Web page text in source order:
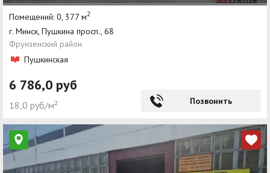
Помещений: 0, 377 м2
г. Минск, Пушкина просп., 68
Фрунзенский район
Пушкинская
6 786,0 руб
18,0 руб/м² Позвонить